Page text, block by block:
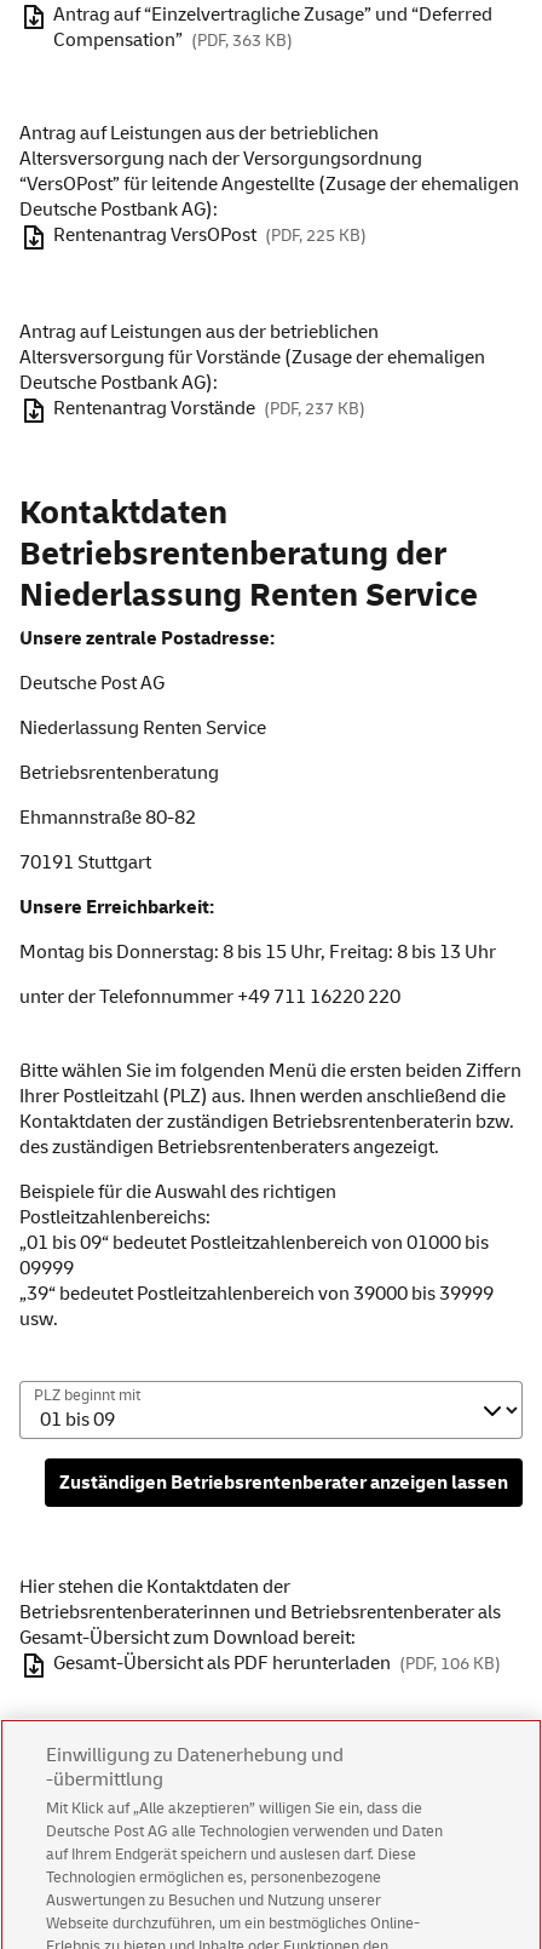
Antrag auf “Einzelvertragliche Zusage” und “Deferred
Compensation” (PDF, 363 KB)
Antrag auf Leistungen aus der betrieblichen
Altersversorgung nach der Versorgungsordnung
“VersOPost” für leitende Angestellte (Zusage der ehemaligen
Deutsche Postbank AG):
Rentenantrag VersOPost (PDF, 225 KB)
Antrag auf Leistungen aus der betrieblichen
Altersversorgung für Vorstände (Zusage der ehemaligen
Deutsche Postbank AG):
Rentenantrag Vorstände (PDF, 237 KB)
Kontaktdaten
Betriebsrentenberatung der
Niederlassung Renten Service
Unsere zentrale Postadresse:
Deutsche Post AG
Niederlassung Renten Service
Betriebsrentenberatung
Ehmannstraße 80-82
70191 Stuttgart
Unsere Erreichbarkeit:
Montag bis Donnerstag: 8 bis 15 Uhr, Freitag: 8 bis 13 Uhr
unter der Telefonnummer +49 711 16220 220
Bitte wählen Sie im folgenden Menü die ersten beiden Ziffern
Ihrer Postleitzahl (PLZ) aus. Ihnen werden anschließend die
Kontaktdaten der zuständigen Betriebsrentenberaterin bzw.
des zuständigen Betriebsrentenberaters angezeigt.
Beispiele für die Auswahl des richtigen
Postleitzahlenbereichs:
„01 bis 09“ bedeutet Postleitzahlenbereich von 01000 bis
09999
„39“ bedeutet Postleitzahlenbereich von 39000 bis 39999
usw.
PLZ beginnt mit
Zuständigen Betriebsrentenberater anzeigen lassen
Hier stehen die Kontaktdaten der
Betriebsrentenberaterinnen und Betriebsrentenberater als
Gesamt-Übersicht zum Download bereit:
Gesamt-Übersicht als PDF herunterladen (PDF, 106 KB)
Services
Einwilligung zu Datenerhebung und
-übermittlung
Mit Klick auf „Alle akzeptieren” willigen Sie ein, dass die
Deutsche Post AG alle Technologien verwenden und Daten
auf Ihrem Endgerät speichern und auslesen darf. Diese
Technologien ermöglichen es, personenbezogene
Auswertungen zu Besuchen und Nutzung unserer
Webseite durchzuführen, um ein bestmögliches Online-